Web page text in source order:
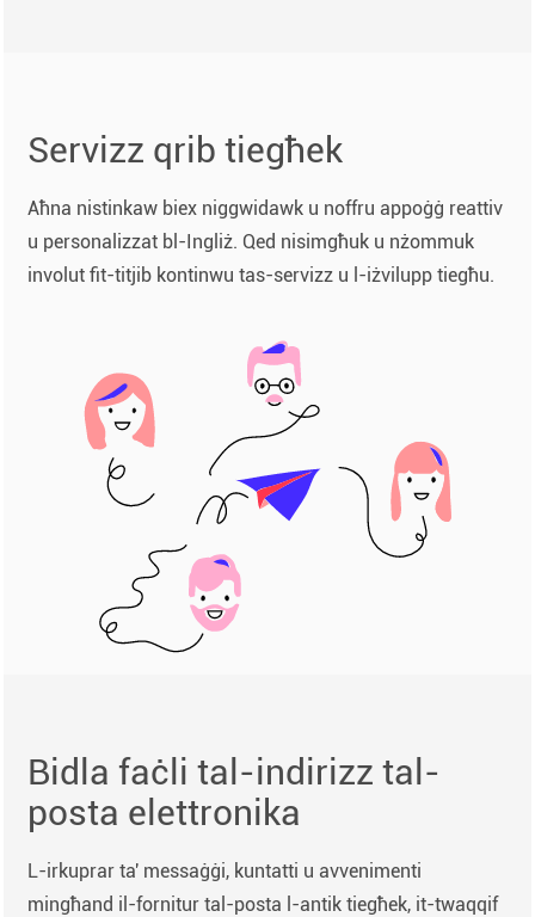
Servizz qrib tiegħek
Aħna nistinkaw biex niggwidawk u noffru appoġġ reattiv
u personalizzat bl-Ingliż. Qed nisimgħuk u nżommuk
involut fit-titjib kontinwu tas-servizz u l-iżvilupp tiegħu.
Bidla faċli tal-indirizz tal-
posta elettronika
L-irkuprar ta' messaġġi, kuntatti u avvenimenti
mingħand il-fornitur tal-posta l-antik tiegħek, it-twaqqif